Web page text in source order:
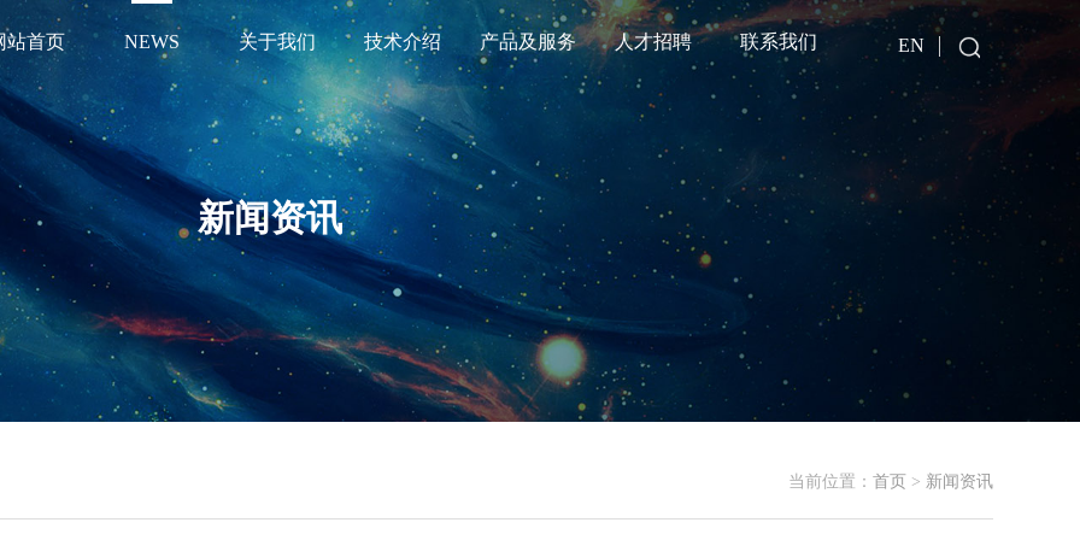
站首页 NEWS 关于我们 技术介绍 产品及服务 人才招聘 联系我们 EN
新闻资讯
当前位置： 首页 > 新闻资讯